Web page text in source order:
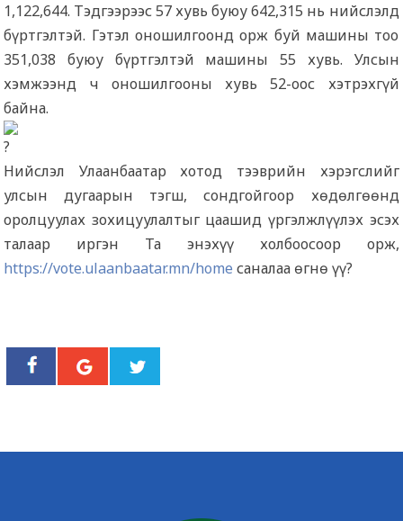
1,122,644. Тэдгээрээс 57 хувь буюу 642,315 нь нийслэлд
бүртгэлтэй. Гэтэл оношилгоонд орж буй машины тоо
351,038 буюу бүртгэлтэй машины 55 хувь. Улсын
хэмжээнд ч оношилгооны хувь 52-оос хэтрэхгүй
байна.
Нийслэл Улаанбаатар хотод тээврийн хэрэгслийг
улсын дугаарын тэгш, сондгойгоор хөдөлгөөнд
оролцуулах зохицуулалтыг цаашид үргэлжлүүлэх эсэх
талаар иргэн Та энэхүү холбоосоор орж,
https://vote.ulaanbaatar.mn/home саналаа өгнө үү?